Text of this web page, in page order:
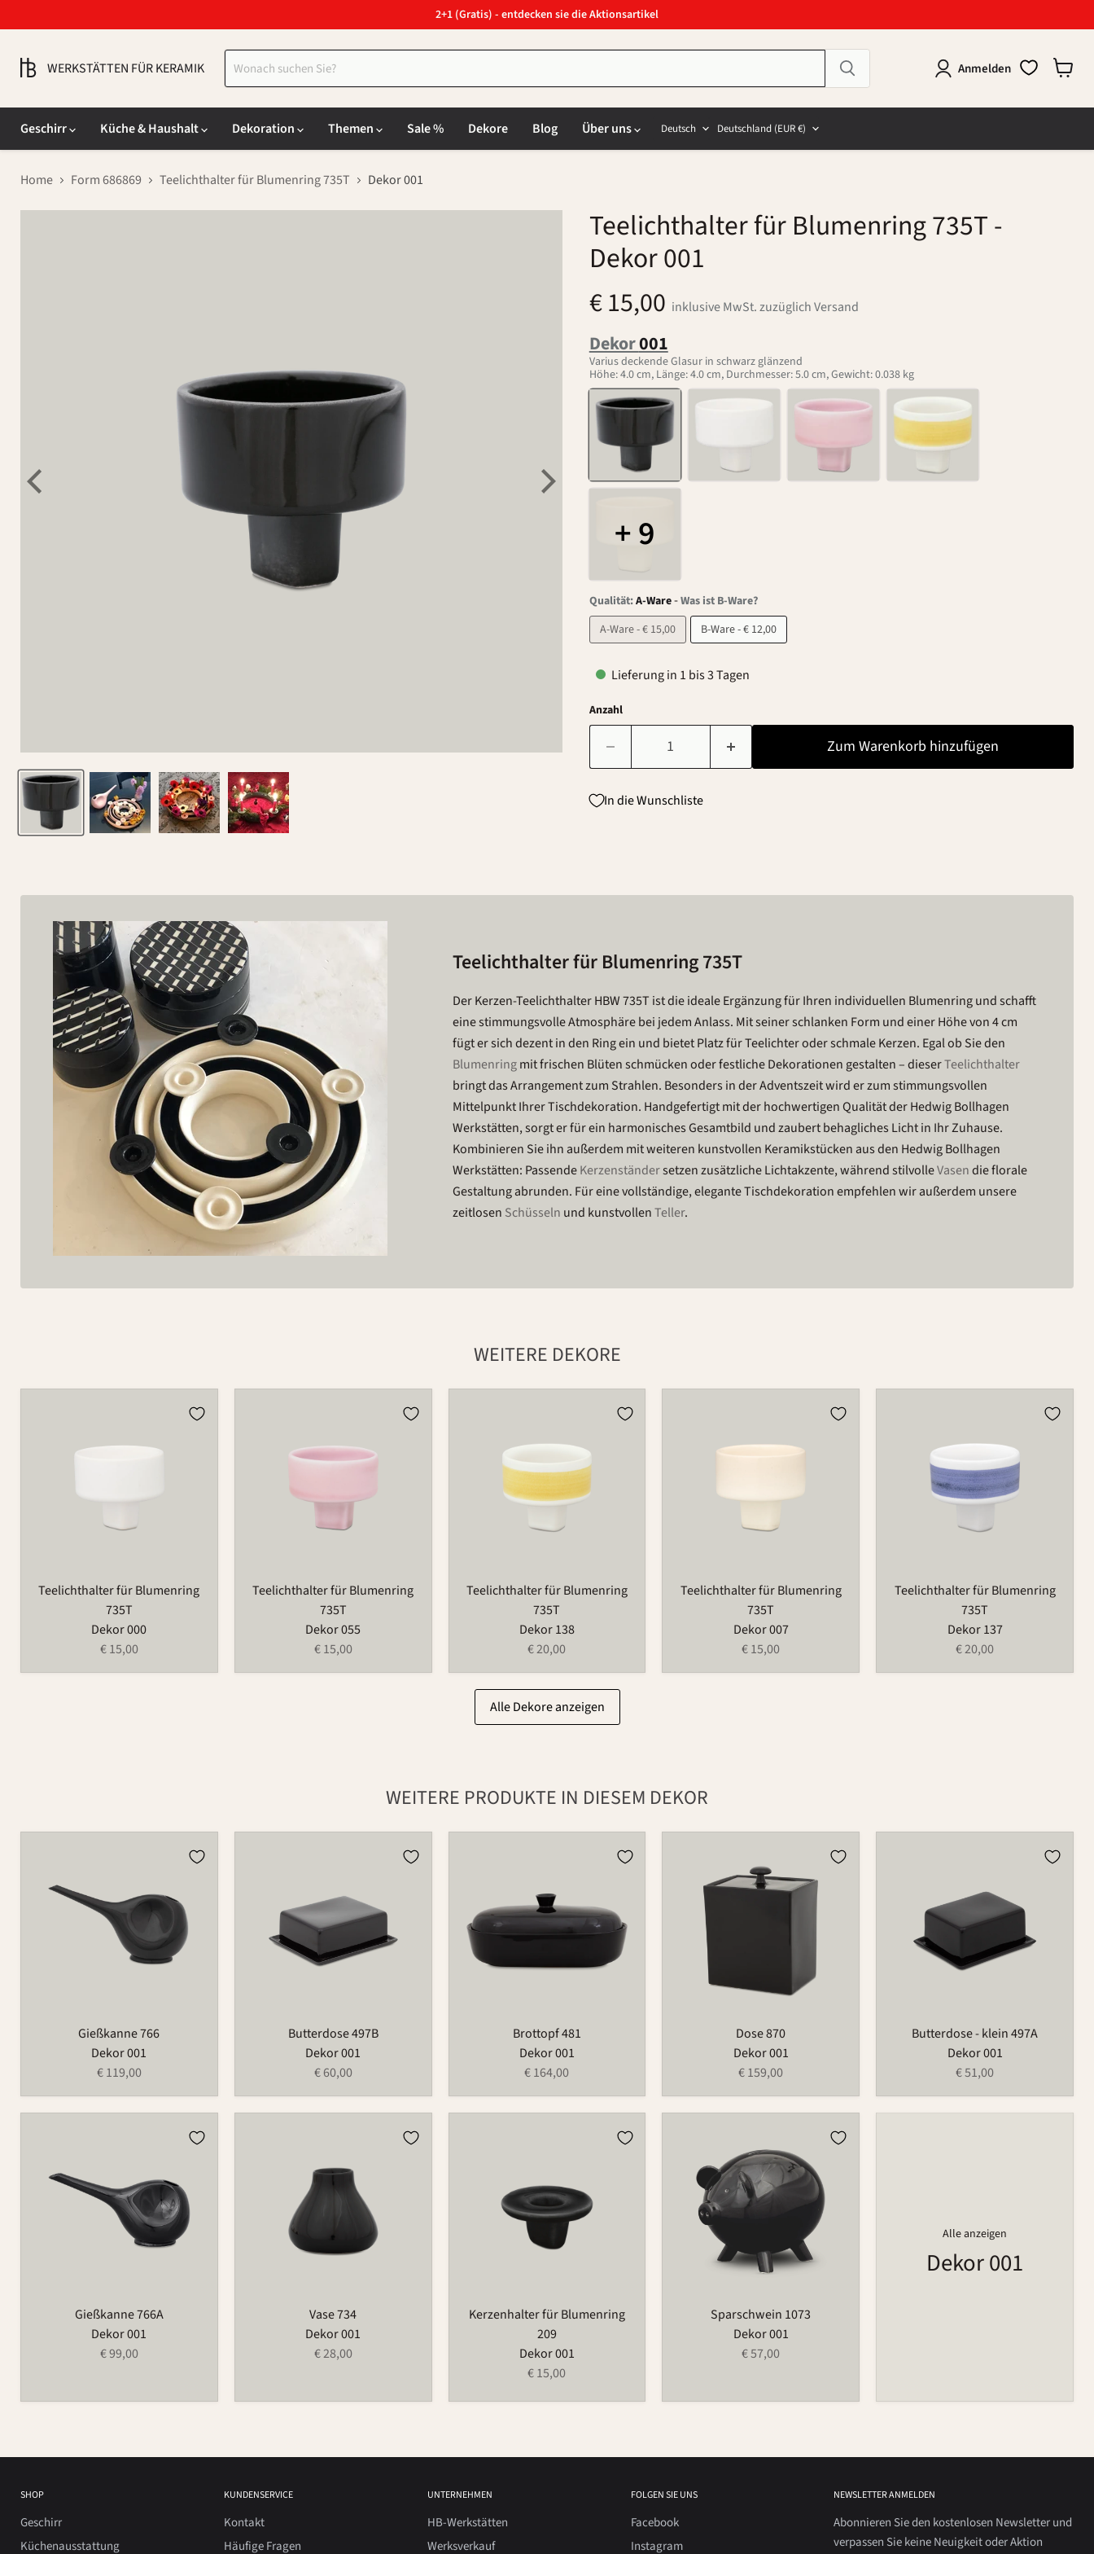
2+1 (Gratis) - entdecken sie die Aktionsartikel
WERKSTÄTTEN FÜR KERAMIK Anmelden
Geschirr
Küche & Haushalt Dekoration Themen Sale % Dekore Blog Über uns Sprache
Deutsch Land
Deutschland (EUR €)
Home Form 686869 Teelichthalter für Blumenring 735T Dekor 001
Teelichthalter für Blumenring 735T-
Dekor 001
€ 15,00 inklusive MwSt. zuzüglich Versand
Dekor001
Varius deckende Glasur in schwarz glänzend
Höhe: 4.0 cm, Länge: 4.0 cm, Durchmesser: 5.0 cm, Gewicht: 0.038 kg
+ 9
Qualität:A-Ware-Was ist B-Ware?
A-Ware - € 15,00
B-Ware - € 12,00
Lieferung in 1 bis 3 Tagen
Anzahl
Zum Warenkorb hinzufügen
In die Wunschliste
Teelichthalter für Blumenring 735T
Der Kerzen-Teelichthalter HBW 735T ist die ideale Ergänzung für Ihren individuellen Blumenring und schafft
eine stimmungsvolle Atmosphäre bei jedem Anlass. Mit seiner schlanken Form und einer Höhe von 4 cm
fügt er sich dezent in den Ring ein und bietet Platz für Teelichter oder schmale Kerzen. Egal ob Sie den
Blumenringmit frischen Blüten schmücken oder festliche Dekorationen gestalten – dieserTeelichthalter
bringt das Arrangement zum Strahlen. Besonders in der Adventszeit wird er zum stimmungsvollen
Mittelpunkt Ihrer Tischdekoration. Handgefertigt mit der hochwertigen Qualität der Hedwig Bollhagen
Werkstätten, sorgt er für ein harmonisches Gesamtbild und zaubert behagliches Licht in Ihr Zuhause.
Kombinieren Sie ihn außerdem mit weiteren kunstvollen Keramikstücken aus den Hedwig Bollhagen
Werkstätten: PassendeKerzenständersetzen zusätzliche Lichtakzente, während stilvolleVasendie florale
Gestaltung abrunden. Für eine vollständige, elegante Tischdekoration empfehlen wir außerdem unsere
zeitlosen Schüsseln und kunstvollenTeller.
WEITERE DEKORE
Teelichthalter für Blumenring
735T
Dekor 000
€ 15,00
Teelichthalter für Blumenring
735T
Dekor 055
€ 15,00
Teelichthalter für Blumenring
735T
Dekor 138
€ 20,00
Teelichthalter für Blumenring
735T
Dekor 007
€ 15,00
Teelichthalter für Blumenring
735T
Dekor 137
€ 20,00
Alle Dekore anzeigen
WEITERE PRODUKTE IN DIESEM DEKOR
Gießkanne 766
Dekor 001
€ 119,00
Butterdose 497B
Dekor 001
€ 60,00
Brottopf 481
Dekor 001
€ 164,00
Dose 870
Dekor 001
€ 159,00
Butterdose - klein 497A
Dekor 001
€ 51,00
Gießkanne 766A
Dekor 001
€ 99,00
Vase 734
Dekor 001
€ 28,00
Kerzenhalter für Blumenring
209
Dekor 001
€ 15,00
Sparschwein 1073
Dekor 001
€ 57,00
Alle anzeigen
Dekor 001
SHOP
Geschirr
Küchenausstattung
KUNDENSERVICE
Kontakt
Häufige Fragen
UNTERNEHMEN
HB-Werkstätten
Werksverkauf
FOLGEN SIE UNS
Facebook
Instagram
NEWSLETTER ANMELDEN
Abonnieren Sie den kostenlosen Newsletter und
verpassen Sie keine Neuigkeit oder Aktion